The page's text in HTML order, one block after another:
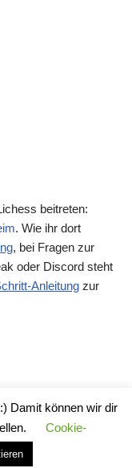
beitreten:
. Wie ihr dort
, bei Fragen zur
oder Discord steht
Anleitung zur
Damit können wir dir
Cookie-